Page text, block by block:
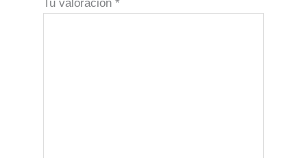
Tu valoración *